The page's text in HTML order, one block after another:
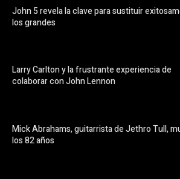
John 5 revela la clave para sustituir
los grandes
Larry Carlton y la frustrante experiencia de
colaborar con John Lennon
Mick Abrahams, guitarrista de Jethro Tull,
los 82 años